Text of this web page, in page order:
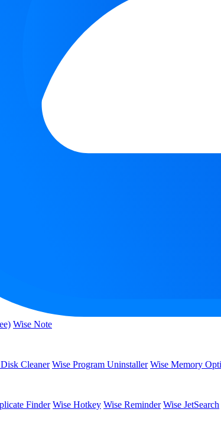
Wise Note
Cleaner Wise Program Uninstaller Wise Memory
Finder Wise Hotkey Wise Reminder Wise JetSearch